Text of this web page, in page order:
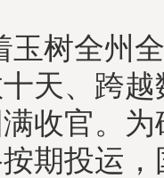
玉树全州
天、跨
收官。为
期投运